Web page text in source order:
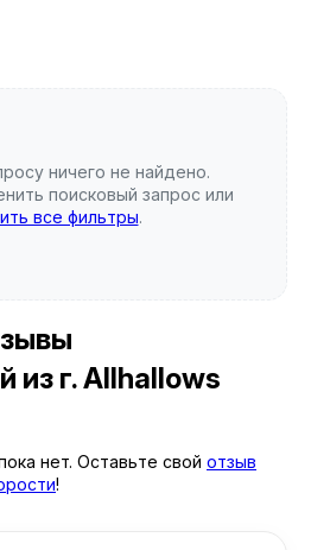
ничего не найдено.
поисковый запрос или
все фильтры.
из г. Allhallows
нет. Оставьте свой отзыв
!